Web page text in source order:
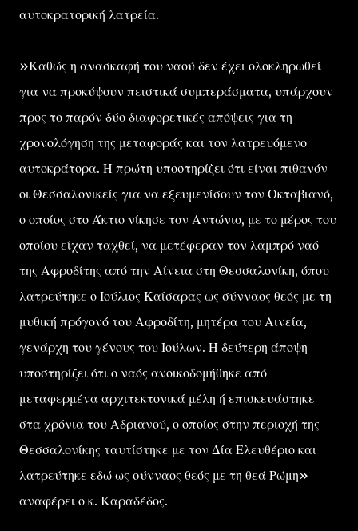
αυτοκρατορική λατρεία.
»Καθώς η ανασκαφή του ναού δεν έχει ολοκληρωθεί
για να προκύψουν πειστικά συμπεράσματα, υπάρχουν
προς το παρόν δύο διαφορετικές απόψεις για τη
χρονολόγηση της μεταφοράς και τον λατρευόμενο
αυτοκράτορα. Η πρώτη υποστηρίζει ότι είναι πιθανόν
οι Θεσσαλονικείς για να εξευμενίσουν τον Οκταβιανό,
ο οποίος στο Άκτιο νίκησε τον Αντώνιο, με το μέρος του
οποίου είχαν ταχθεί, να μετέφεραν τον λαμπρό ναό
της Αφροδίτης από την Αίνεια στη Θεσσαλονίκη, όπου
λατρεύτηκε ο Ιούλιος Καίσαρας ως σύνναος θεός με τη
μυθική πρόγονό του Αφροδίτη, μητέρα του Αινεία,
γενάρχη του γένους του Ιούλων. Η δεύτερη άποψη
υποστηρίζει ότι ο ναός ανοικοδομήθηκε από
μεταφερμένα αρχιτεκτονικά μέλη ή επισκευάστηκε
στα χρόνια του Αδριανού, ο οποίος στην περιοχή της
Θεσσαλονίκης ταυτίστηκε με τον Δία Ελευθέριο και
λατρεύτηκε εδώ ως σύνναος θεός με τη θεά Ρώμη»
αναφέρει ο κ. Καραδέδος.